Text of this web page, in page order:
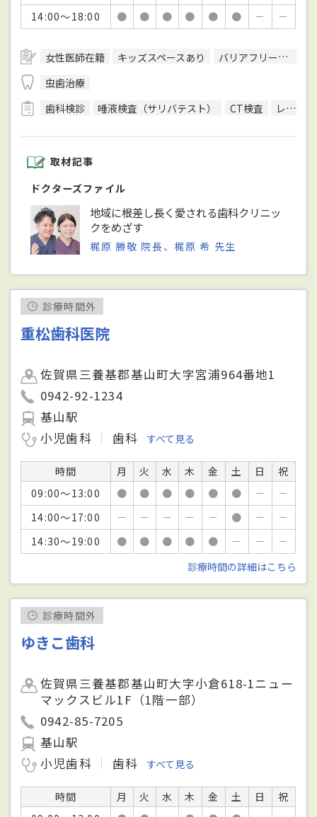
14:00～18:00
● ● ● ● ● ● － －
女性医師在籍 キッズスペースあり バリアフリー対応
虫歯治療
歯科検診
唾液検査（サリバテスト） CT検査 レントゲン検査
取材記事
ドクターズファイル
地域に根差し長く愛される歯科クリニッ
クをめざす
梶原 勝敬 院長、梶原 希 先生
診療時間外
重松歯科医院
佐賀県三養基郡基山町大字宮浦964番地1
0942-92-1234
基山駅
小児歯科
歯科 すべて見る
時間 月 火 水 木 金 土 日
祝
09:00～13:00
● ● ● ● ● ● －
－
14:00～17:00
－ － － － － ● －
－
14:30～19:00
● ● ● ● ● － －
－
診療時間の詳細はこちら
診療時間外
ゆきこ歯科
佐賀県三養基郡基山町大字小倉618-1ニュー
マックスビル1F（1階一部）
0942-85-7205
基山駅
小児歯科
歯科 すべて見る
時間 月 火 水 木 金 土 日
祝